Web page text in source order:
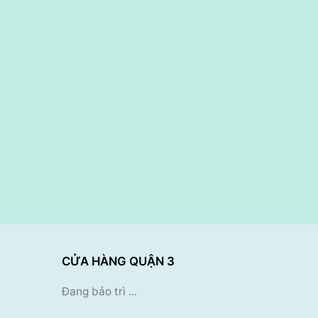
CỬA HÀNG QUẬN 3
Đang bảo trì ...